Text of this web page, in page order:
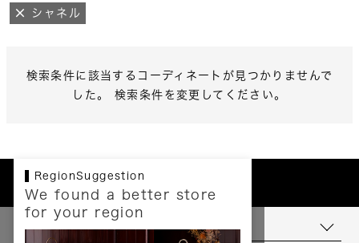
シャネル
検索条件に該当するコーディネートが見つかりませんで
した。 検索条件を変更してください。
RegionSuggestion
We found a better store
for your region
お支払いについて